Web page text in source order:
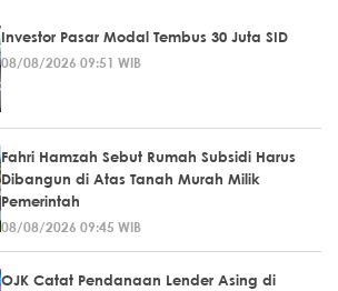
Investor Pasar Modal Tembus 30 Juta SID
08/08/2026 09:51 WIB
Fahri Hamzah Sebut Rumah Subsidi Harus
Dibangun di Atas Tanah Murah Milik
Pemerintah
08/08/2026 09:45 WIB
OJK Catat Pendanaan Lender Asing di